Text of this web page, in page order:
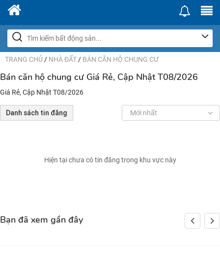
TRANG CHỦ / NHÀ ĐẤT / BÁN CĂN HỘ CHUNG CƯ
Bán căn hộ chung cư Giá Rẻ, Cập Nhật T08/2026
Giá Rẻ, Cập Nhật T08/2026
Danh sách tin đăng Mới nhất
Hiện tại chưa có tin đăng trong khu vực này
Bạn đã xem gần đây